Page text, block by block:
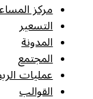
مركز
التسعير
المدونة
المجتمع
عمليات
القوالب